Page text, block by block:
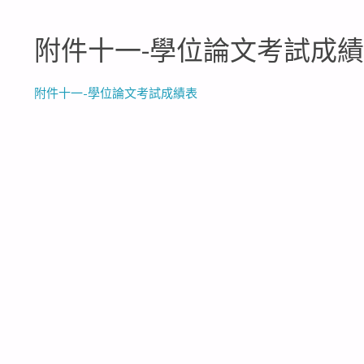
附件十一-學位論文考試成
附件十一-學位論文考試成績表